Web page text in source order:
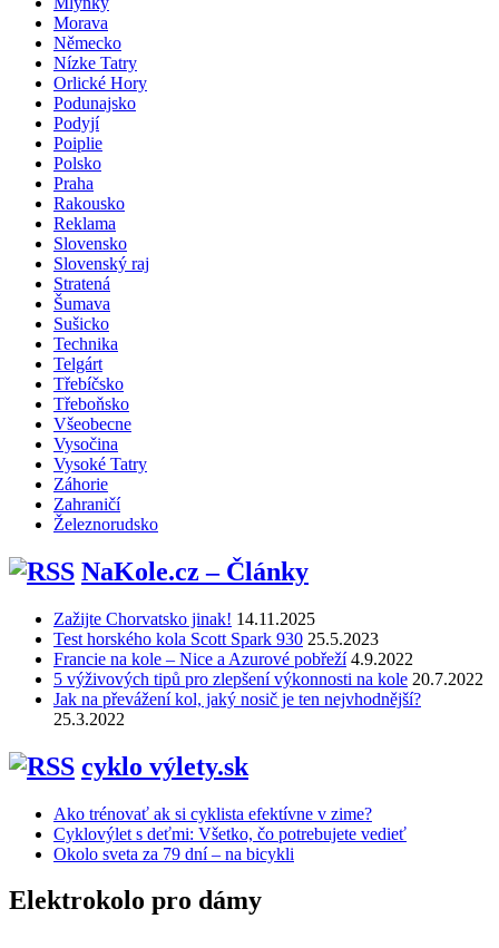
Morava
Německo
Nízke Tatry
Orlické Hory
Podunajsko
Podyjí
Poiplie
Polsko
Praha
Rakousko
Reklama
Slovensko
Slovenský raj
Stratená
Šumava
Sušicko
Technika
Telgárt
Třebíčsko
Třeboňsko
Všeobecne
Vysočina
Vysoké Tatry
Záhorie
Zahraničí
Železnorudsko
NaKole.cz – Články
Zažijte Chorvatsko jinak! 14.11.2025
Test horského kola Scott Spark 930 25.5.2023
Francie na kole – Nice a Azurové pobřeží 4.9.2022
5 výživových tipů pro zlepšení výkonnosti na kole 20.7.2022
Jak na převážení kol, jaký nosič je ten nejvhodnější?
25.3.2022
cyklo výlety.sk
Ako trénovať ak si cyklista efektívne v zime?
Cyklovýlet s deťmi: Všetko, čo potrebujete vedieť
Okolo sveta za 79 dní – na bicykli
Elektrokolo pro dámy